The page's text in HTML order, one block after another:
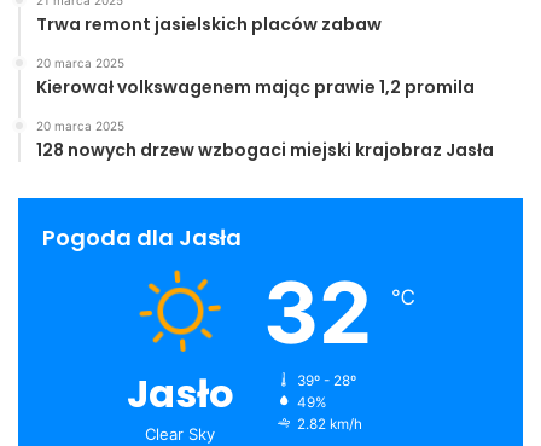
Trwa remont jasielskich placów zabaw
20 marca 2025
Kierował volkswagenem mając prawie 1,2 promila
20 marca 2025
128 nowych drzew wzbogaci miejski krajobraz Jasła
Pogoda dla Jasła
Jasło
Clear Sky
32 ℃
39º - 28º
49%
2.82 km/h